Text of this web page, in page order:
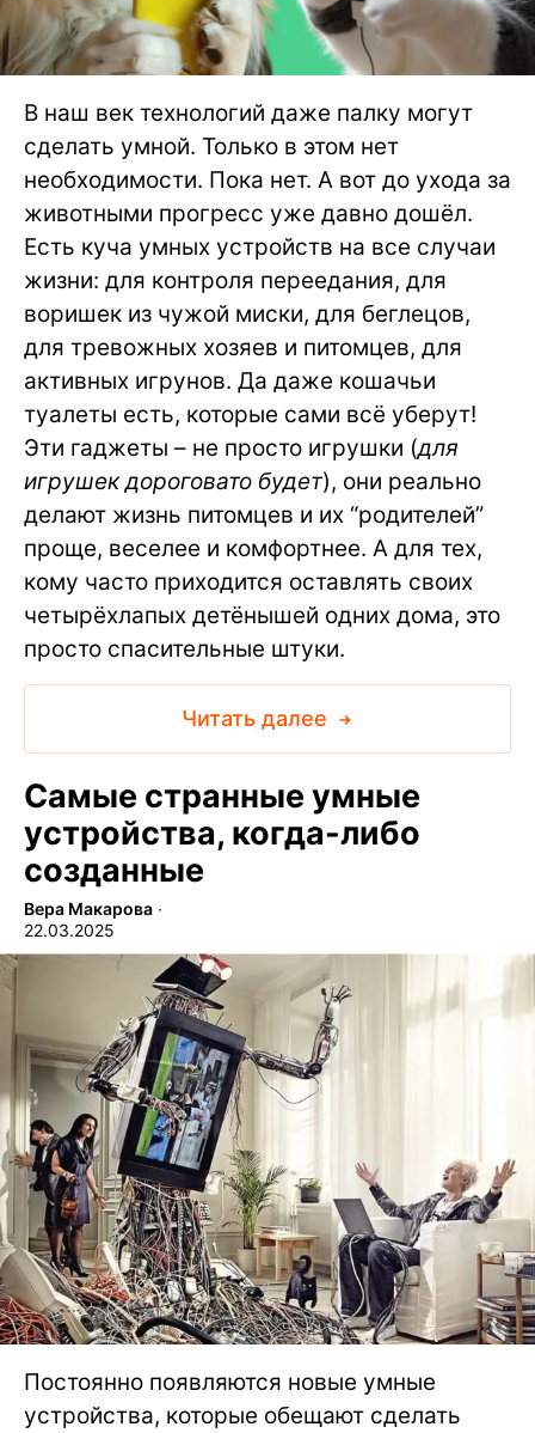
В наш век технологий даже палку могут
сделать умной. Только в этом нет
необходимости. Пока нет. А вот до ухода за
животными прогресс уже давно дошёл.
Есть куча умных устройств на все случаи
жизни: для контроля переедания, для
воришек из чужой миски, для беглецов,
для тревожных хозяев и питомцев, для
активных игрунов. Да даже кошачьи
туалеты есть, которые сами всё уберут!
Эти гаджеты – не просто игрушки (для
игрушек дороговато будет), они реально
делают жизнь питомцев и их “родителей”
проще, веселее и комфортнее. А для тех,
кому часто приходится оставлять своих
четырёхлапых детёнышей одних дома, это
просто спасительные штуки.
Читать далее
Самые странные умные
устройства, когда-либо
созданные
Вера Макарова ∙
22.03.2025
Постоянно появляются новые умные
устройства, которые обещают сделать